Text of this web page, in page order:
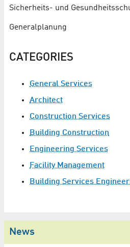
Sicherheits- und
Generalplanung
CATEGORIES
General Services
Architect
Construction Services
Building Construction
Engineering Services
Facility Management
Building Services
News